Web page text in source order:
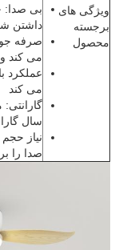
ویژگی های
برجسته
محصول
بی صدا:
داشتن
صرفه
می کند
عملکرد بالا
می کند
گارانتی
سال
نیاز
صدا را